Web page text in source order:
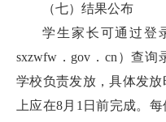
（七）结果公布
学生家长可通过登
sxzwfw．gov．cn）查
学校负责发放，具体发
上应在8月1日前完成。